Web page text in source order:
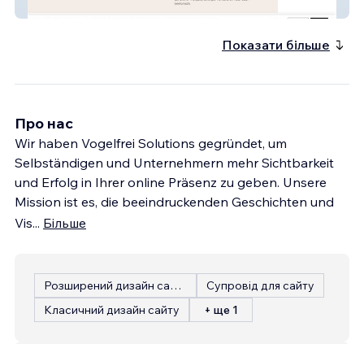
Показати більше
Про нас
Wir haben Vogelfrei Solutions gegründet, um
Selbständigen und Unternehmern mehr Sichtbarkeit
und Erfolg in Ihrer online Präsenz zu geben. Unsere
Mission ist es, die beeindruckenden Geschichten und
Vis... Більше
Розширений дизайн сайту
Супровід для сайту
Класичний дизайн сайту
+ ще 1